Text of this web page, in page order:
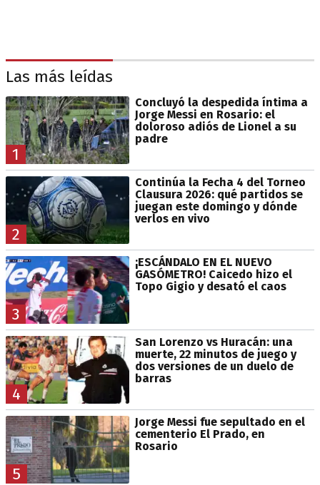
Las más leídas
1
Concluyó la despedida íntima a
Jorge Messi en Rosario: el
doloroso adiós de Lionel a su
padre
2
Continúa la Fecha 4 del Torneo
Clausura 2026: qué partidos se
juegan este domingo y dónde
verlos en vivo
3
¡ESCÁNDALO EN EL NUEVO
GASÓMETRO! Caicedo hizo el
Topo Gigio y desató el caos
4
San Lorenzo vs Huracán: una
muerte, 22 minutos de juego y
dos versiones de un duelo de
barras
5
Jorge Messi fue sepultado en el
cementerio El Prado, en
Rosario